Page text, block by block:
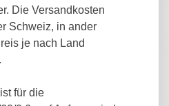
Die Versandkosten
Schweiz, in ander
je nach Land
für die